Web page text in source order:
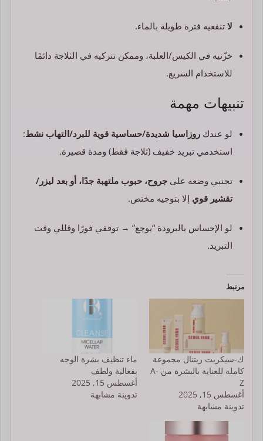
لا تنقعيه فترة طويلة بالماء.
خزّنيه في الكيس/العلبة، وممكن تتركيه في الثلاجة دائمًا
للاستخدام السريع.
تنبيهات مهمة
لو عندك روزاسيا شديدة/حساسية قوية للبرد/التهاب نشط:
استخدمي تبريد خفيف (ثلاجة فقط) ومدة قصيرة.
تجنبي وضعه على جروح، حبوب ملتهبة جدًا، أو بعد ليزر/
تقشير قوي إلا بتوجيه مختص.
لو الإحساس بالبرودة “يوجع” → توقفي فورًا وقللي وقت
التبريد.
مرتبط
ك-سيكريت ريتنال مجموعة
كاملة للعناية بالبشرة من A-
Z
أغسطس 15, 2025
تدوينة مشابهة
ماء تنظيف بشرة الوجه
بفعالية ولطف
أغسطس 15, 2025
تدوينة مشابهة